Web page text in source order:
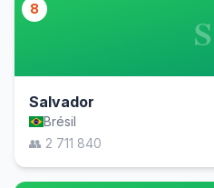
8
S
Salvador
Brésil
👥 2 711 840